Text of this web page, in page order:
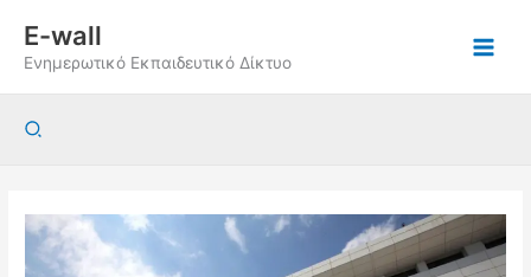
περιεχόμενο
E-wall
Ενημερωτικό Εκπαιδευτικό Δίκτυο
Αναζήτηση